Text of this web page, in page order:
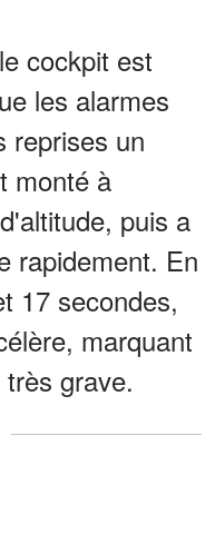
cockpit est
les alarmes
reprises un
monté à
puis a
rapidement. En
17 secondes,
marquant
grave.